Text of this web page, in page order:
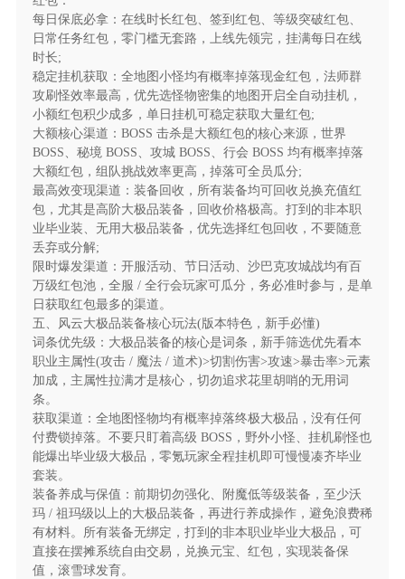
爆满屏，搭配装备保底掉落机制，散人挂机也能出毕业
神装。所有装备无绑定，开放自由交易系统，面对面交
易、摆摊寄售无限制，装备保值拉满，打金搬砖零门
槛。
三、经典三职业完美复刻，原汁原味传奇体验
高度还原传奇经典战法道铁三角职业体系，战士高
爆发高坦度，适配攻沙冲锋与单挑 BOSS，后期成型可
轻松 1V3;法师全屏 AOE 群攻拉满，是升级开荒与团战
清场的核心;道士全能适配，召唤神兽 + 施毒术可轻松
单刷 BOSS，是团队攻坚的核心辅助。烈火剑法、冰咆
哮、召唤神兽等经典技能 1:1 还原，完整复刻从新手村
开荒、骷髅洞 / 僵尸洞刷怪，到祖玛寺庙、赤月峡谷闯
本的经典成长线，老玩家零门槛上手，一秒梦回当年热
血传奇岁月。
四、散人专属公平生态，零氪也能逆袭霸服
游戏全程无付费 VIP 特权、无强制氪金礼包、无锁
资源付费陷阱，所有养成材料、高阶装备、核心道具
100% 由玩法产出，无任何氪金专属渠道。新手上线即
送自动拾取、自动回收、百万切割特权，解锁开荒神
器，新手保护期无忧发育。无数值碾压，所有玩家公平
竞技，战力提升全靠装备与养成，零氪玩家仅凭肝度即
可追上氪金进度，真正实现散人也能逆袭，平民也能称
每日保底必拿：在线时长红包、签到红包、等级突破红包、
日常任务红包，零门槛无套路，上线先领完，挂满每日在线
时长;
稳定挂机获取：全地图小怪均有概率掉落现金红包，法师群
攻刷怪效率最高，优先选怪物密集的地图开启全自动挂机，
小额红包积少成多，单日挂机可稳定获取大量红包;
大额核心渠道：BOSS 击杀是大额红包的核心来源，世界
BOSS、秘境 BOSS、攻城 BOSS、行会 BOSS 均有概率掉落
大额红包，组队挑战效率更高，掉落可全员瓜分;
最高效变现渠道：装备回收，所有装备均可回收兑换充值红
包，尤其是高阶大极品装备，回收价格极高。打到的非本职
业毕业装、无用大极品装备，优先选择红包回收，不要随意
丢弃或分解;
限时爆发渠道：开服活动、节日活动、沙巴克攻城战均有百
万级红包池，全服 / 全行会玩家可瓜分，务必准时参与，是单
日获取红包最多的渠道。
五、风云大极品装备核心玩法(版本特色，新手必懂)
词条优先级：大极品装备的核心是词条，新手筛选优先看本
职业主属性(攻击 / 魔法 / 道术)>切割伤害>攻速>暴击率>元素
加成，主属性拉满才是核心，切勿追求花里胡哨的无用词
条。
获取渠道：全地图怪物均有概率掉落终极大极品，没有任何
付费锁掉落。不要只盯着高级 BOSS，野外小怪、挂机刷怪也
能爆出毕业级大极品，零氪玩家全程挂机即可慢慢凑齐毕业
套装。
装备养成与保值：前期切勿强化、附魔低等级装备，至少沃
玛 / 祖玛级以上的大极品装备，再进行养成操作，避免浪费稀
有材料。所有装备无绑定，打到的非本职业毕业大极品，可
直接在摆摊系统自由交易，兑换元宝、红包，实现装备保
值，滚雪球发育。